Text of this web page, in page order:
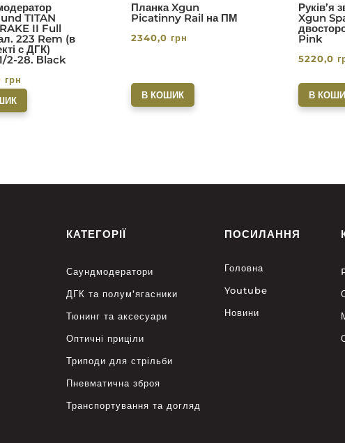
TITAN
II Full
223 Rem (в
с ДГК)
1/2-28. Вlack
грн
Планка Xgun
Picatinny Rail на ПМ
2340,0 грн
В КОШИК
Руків’я
Xgun
Pink
5220,0
В
КАТЕГОРІЇ
Саундмодератори
ДГК та полум’ягасники
Тюнинг та аксесуари
Оптичні приціли
Триподи для стрільби
Пневматична зброя
Транспортування та догляд
ПОСИЛАННЯ
Головна
Youtube
Новини